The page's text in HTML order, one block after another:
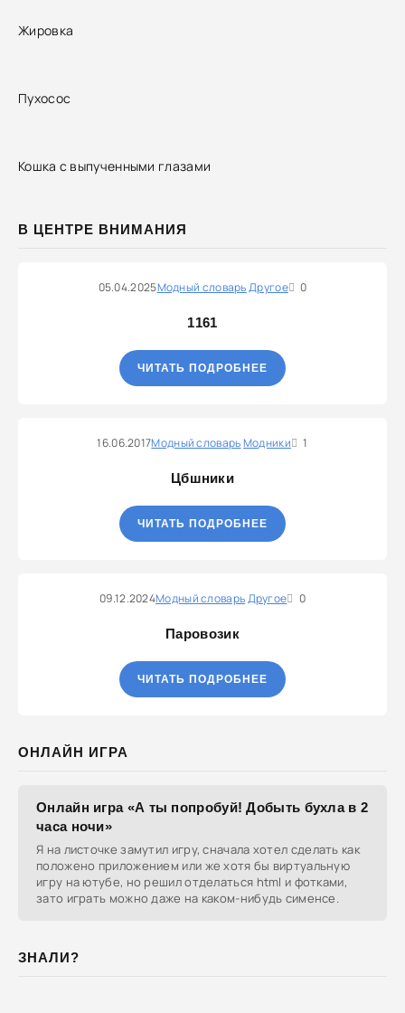
Жировка
Пухосос
Кошка с выпученными глазами
В ЦЕНТРЕ ВНИМАНИЯ
05.04.2025Модный словарьДругое 0
1161
ЧИТАТЬ ПОДРОБНЕЕ
16.06.2017Модный словарьМодники 1
Цбшники
ЧИТАТЬ ПОДРОБНЕЕ
09.12.2024Модный словарьДругое 0
Паровозик
ЧИТАТЬ ПОДРОБНЕЕ
ОНЛАЙН ИГРА
Онлайн игра «А ты попробуй! Добыть бухла в 2
часа ночи»
Я на листочке замутил игру, сначала хотел сделать как
положено приложением или же хотя бы виртуальную
игру на ютубе, но решил отделаться html и фотками,
зато играть можно даже на каком-нибудь сименсе.
ЗНАЛИ?